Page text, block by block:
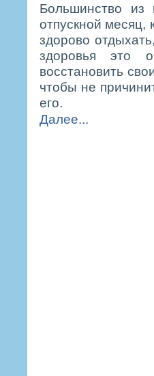
Большинство из
отпускной месяц,
здорово
здоровья это
восстановить
чтобы не
его.
Далее...